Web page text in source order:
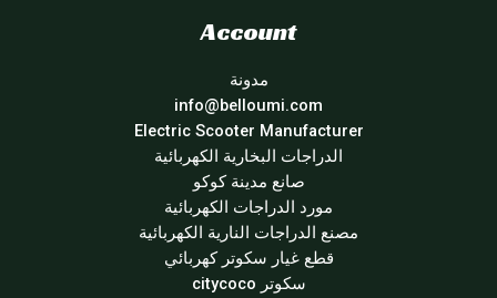
Account
مدونة
info@belloumi.com
Electric Scooter Manufacturer
الدراجات البخارية الكهربائية
صانع مدينة كوكو
مورد الدراجات الكهربائية
مصنع الدراجات النارية الكهربائية
قطع غيار سكوتر كهربائي
سكوتر citycoco